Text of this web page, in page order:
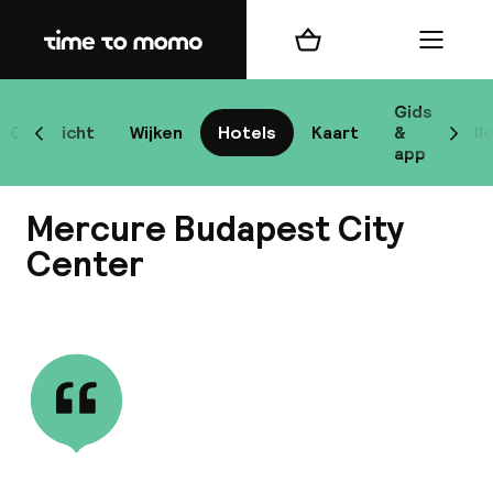
Home
Overzicht Wijken Hotels Kaart
Gids
&
app
Scroll naar links
Winkelmand Menu
Mercure Budapest City
Center